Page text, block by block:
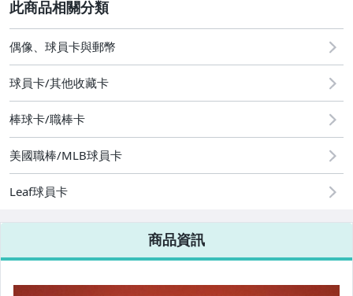
玩具、模型與公仔
偶像、球員卡與郵幣
偶像、球員卡與郵幣
球員卡/其他收藏卡
棒球卡/職棒卡
美國職棒/MLB球員卡
Leaf球員卡
商品資訊